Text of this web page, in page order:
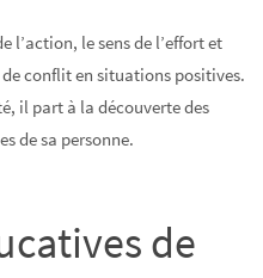
l’action, le sens de l’effort et
conflit en situations positives.
il part à la découverte des
de sa personne.
de